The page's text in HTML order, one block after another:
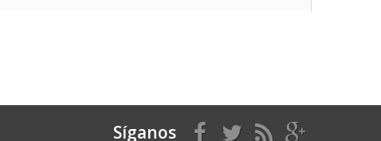
Síganos